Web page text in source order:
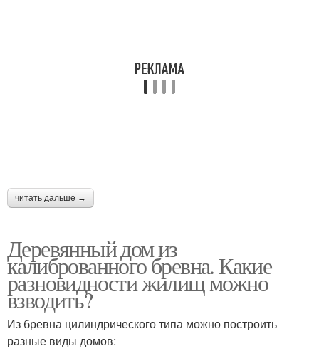
читать дальше →
Деревянный дом из
калиброванного бревна. Какие
разновидности жилищ можно
взводить?
Из бревна цилиндрического типа можно построить
разные виды домов: